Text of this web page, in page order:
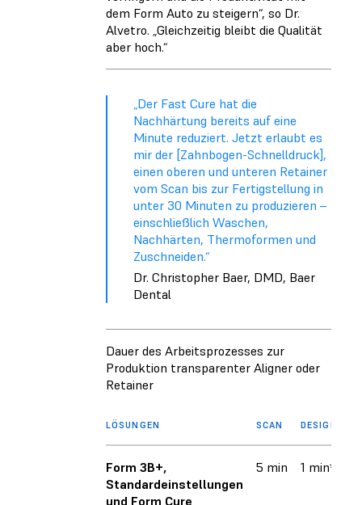
dem Form Auto zu steigern“, so Dr.
Alvetro. „Gleichzeitig bleibt die Qualität
aber hoch.“
„Der Fast Cure hat die
Nachhärtung bereits auf eine
Minute reduziert. Jetzt erlaubt es
mir der [Zahnbogen-Schnelldruck],
einen oberen und unteren Retainer
vom Scan bis zur Fertigstellung in
unter 30 Minuten zu produzieren –
einschließlich Waschen,
Nachhärten, Thermoformen und
Zuschneiden.“
Dr. Christopher Baer, DMD, Baer
Dental
Dauer des Arbeitsprozesses zur
Produktion transparenter Aligner oder
Retainer
LÖSUNGEN SCAN DESIGN
Form 3B+,
Standardeinstellungen
und Form Cure
5 min 1 min*